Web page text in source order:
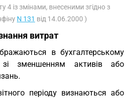
4 із змінами, внесеними згідно з
N 131 від 14.06.2000 )
витрат
в бухгалтерському
зі зменшенням активів або
періоду визнаються або